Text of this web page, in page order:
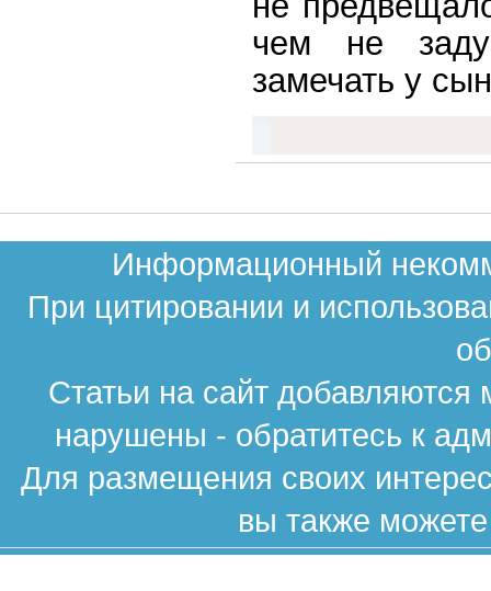
чем не
замечать у
Информационный
При цитировании и
Статьи на сайт
нарушены - обратитесь к
Для размещения своих
вы также